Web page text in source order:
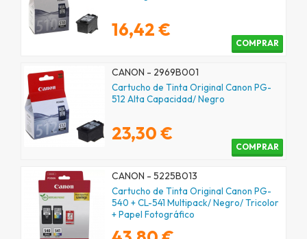
16,42 €
COMPRAR
CANON - 2969B001
Cartucho de Tinta Original Canon PG-
512 Alta Capacidad/ Negro
23,30 €
COMPRAR
CANON - 5225B013
Cartucho de Tinta Original Canon PG-
540 + CL-541 Multipack/ Negro/ Tricolor
+ Papel Fotográfico